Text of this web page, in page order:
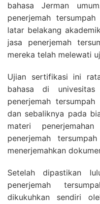
bahasa Jerman
penerjemah
latar belakang
jasa penerjemah
mereka telah melewati
Ujian sertifikasi ini
bahasa di
penerjemah
dan sebaliknya pada
materi
penerjemah
menerjemahkan
Setelah dipastikan
penerjemah
dikukuhkan sendiri